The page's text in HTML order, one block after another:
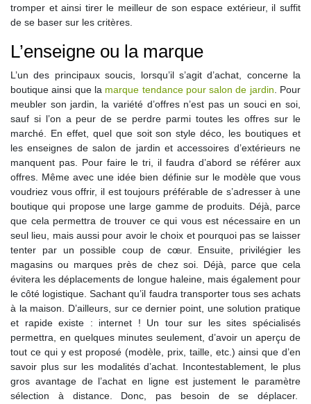
tromper et ainsi tirer le meilleur de son espace extérieur, il suffit
de se baser sur les critères.
L’enseigne ou la marque
L’un des principaux soucis, lorsqu’il s’agit d’achat, concerne la
boutique ainsi que la marque tendance pour salon de jardin. Pour
meubler son jardin, la variété d’offres n’est pas un souci en soi,
sauf si l’on a peur de se perdre parmi toutes les offres sur le
marché. En effet, quel que soit son style déco, les boutiques et
les enseignes de salon de jardin et accessoires d’extérieurs ne
manquent pas. Pour faire le tri, il faudra d’abord se référer aux
offres. Même avec une idée bien définie sur le modèle que vous
voudriez vous offrir, il est toujours préférable de s’adresser à une
boutique qui propose une large gamme de produits. Déjà, parce
que cela permettra de trouver ce qui vous est nécessaire en un
seul lieu, mais aussi pour avoir le choix et pourquoi pas se laisser
tenter par un possible coup de cœur. Ensuite, privilégier les
magasins ou marques près de chez soi. Déjà, parce que cela
évitera les déplacements de longue haleine, mais également pour
le côté logistique. Sachant qu’il faudra transporter tous ses achats
à la maison. D’ailleurs, sur ce dernier point, une solution pratique
et rapide existe : internet ! Un tour sur les sites spécialisés
permettra, en quelques minutes seulement, d’avoir un aperçu de
tout ce qui y est proposé (modèle, prix, taille, etc.) ainsi que d’en
savoir plus sur les modalités d’achat. Incontestablement, le plus
gros avantage de l’achat en ligne est justement le paramètre
sélection à distance. Donc, pas besoin de se déplacer.